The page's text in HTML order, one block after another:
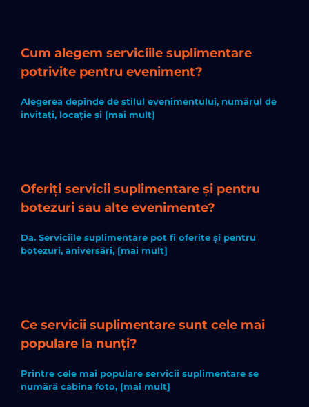
Cum alegem serviciile suplimentare
potrivite pentru eveniment?
Alegerea depinde de stilul evenimentului, numărul de
invitați, locație și [mai mult]
Oferiți servicii suplimentare și pentru
botezuri sau alte evenimente?
Da. Serviciile suplimentare pot fi oferite și pentru
botezuri, aniversări, [mai mult]
Ce servicii suplimentare sunt cele mai
populare la nunți?
Printre cele mai populare servicii suplimentare se
numără cabina foto, [mai mult]